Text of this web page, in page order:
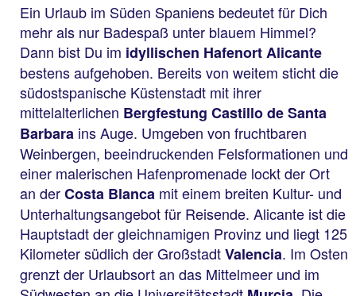
Ein Urlaub im Süden Spaniens bedeutet für Dich
mehr als nur Badespaß unter blauem Himmel?
Dann bist Du im idyllischen Hafenort Alicante
bestens aufgehoben. Bereits von weitem sticht die
südostspanische Küstenstadt mit ihrer
mittelalterlichen Bergfestung Castillo de Santa
Barbara ins Auge. Umgeben von fruchtbaren
Weinbergen, beeindruckenden Felsformationen und
einer malerischen Hafenpromenade lockt der Ort
an derCosta Blanca mit einem breiten Kultur- und
Unterhaltungsangebot für Reisende. Alicante ist die
Hauptstadt der gleichnamigen Provinz und liegt 125
Kilometer südlich der GroßstadtValencia. Im Osten
grenzt der Urlaubsort an das Mittelmeer und im